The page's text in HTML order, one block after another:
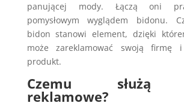
panującej mody. Łączą oni
pomysłowym wyglądem bidonu.
bidon stanowi element, dzięki
może zareklamować swoją firmę i
produkt.
Czemu służą
reklamowe?